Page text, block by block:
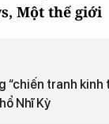
Một thế giới
“chiến tranh kinh
Nhĩ Kỳ